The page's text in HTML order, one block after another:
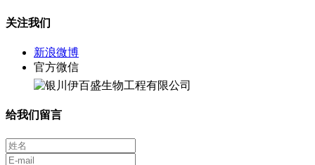
关注我们
新浪微博
官方微信
给我们留言